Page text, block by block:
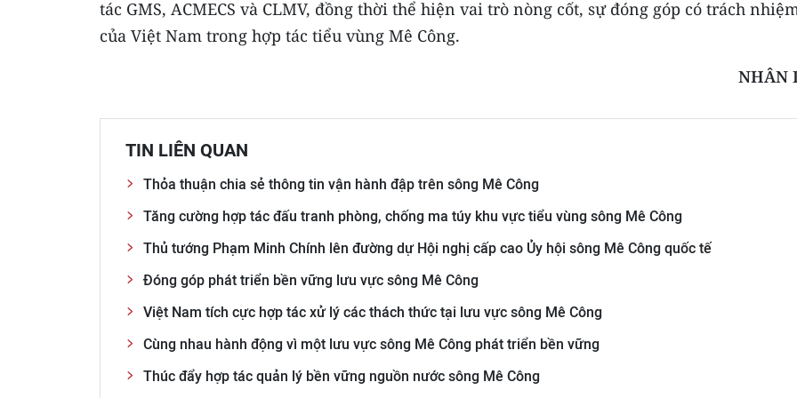
tác GMS, ACMECS và CLMV, đồng thời thể hiện vai trò nòng cốt, sự đóng góp có trách
của Việt Nam trong hợp tác tiểu vùng Mê Công.
NHÂN
TIN LIÊN QUAN
Thỏa thuận chia sẻ thông tin vận hành đập trên sông Mê Công
Tăng cường hợp tác đấu tranh phòng, chống ma túy khu vực tiểu vùng sông Mê Công
Thủ tướng Phạm Minh Chính lên đường dự Hội nghị cấp cao Ủy hội sông Mê Công quốc tế
Đóng góp phát triển bền vững lưu vực sông Mê Công
Việt Nam tích cực hợp tác xử lý các thách thức tại lưu vực sông Mê Công
Cùng nhau hành động vì một lưu vực sông Mê Công phát triển bền vững
Thúc đẩy hợp tác quản lý bền vững nguồn nước sông Mê Công